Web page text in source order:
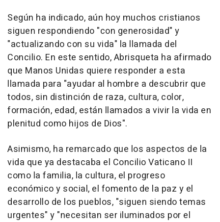
Según ha indicado, aún hoy muchos cristianos
siguen respondiendo "con generosidad" y
"actualizando con su vida" la llamada del
Concilio. En este sentido, Abrisqueta ha afirmado
que Manos Unidas quiere responder a esta
llamada para "ayudar al hombre a descubrir que
todos, sin distinción de raza, cultura, color,
formación, edad, están llamados a vivir la vida en
plenitud como hijos de Dios".
Asimismo, ha remarcado que los aspectos de la
vida que ya destacaba el Concilio Vaticano II
como la familia, la cultura, el progreso
económico y social, el fomento de la paz y el
desarrollo de los pueblos, "siguen siendo temas
urgentes" y "necesitan ser iluminados por el